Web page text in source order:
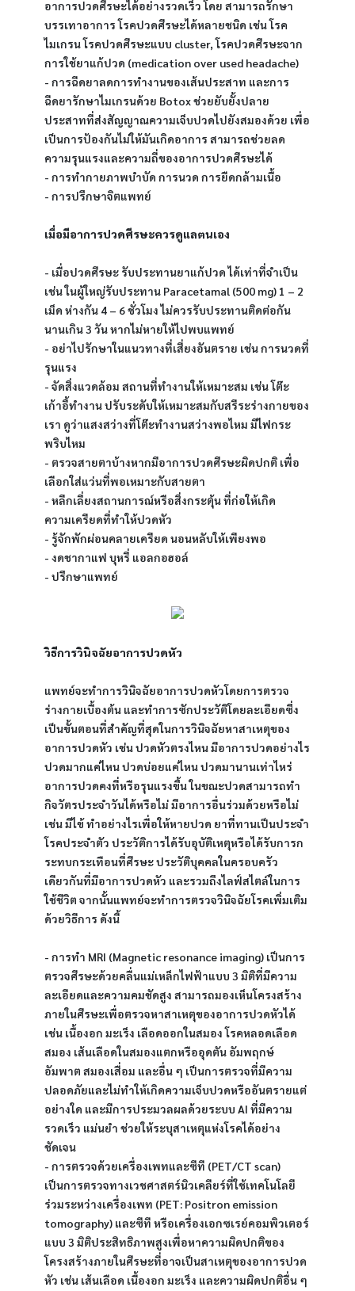
อาการปวดศีรษะได้อย่างรวดเร็ว โดย สามารถรักษา
บรรเทาอาการ โรคปวดศีรษะได้หลายชนิด เช่น โรค
ไมเกรน โรคปวดศีรษะแบบ cluster, โรคปวดศีรษะจาก
การใช้ยาแก้ปวด (medication over used headache)
- การฉีดยาลดการทำงานของเส้นประสาท และการ
ฉีดยารักษาไมเกรนด้วย Botox ช่วยยับยั้งปลาย
ประสาทที่ส่งสัญญาณความเจ็บปวดไปยังสมองด้วย เพื่อ
เป็นการป้องกันไม่ให้มันเกิดอาการ สามารถช่วยลด
ความรุนแรงและความถี่ของอาการปวดศีรษะได้
- การทำกายภาพบำบัด การนวด การยืดกล้ามเนื้อ
- การปรึกษาจิตแพทย์
เมื่อมีอาการปวดศีรษะควรดูแลตนเอง
- เมื่อปวดศีรษะ รับประทานยาแก้ปวด ได้เท่าที่จำเป็น
เช่น ในผู้ใหญ่รับประทาน Paracetamal (500 mg) 1 – 2
เม็ด ห่างกัน 4 – 6 ชั่วโมง ไม่ควรรับประทานติดต่อกัน
นานเกิน 3 วัน หากไม่หายให้ไปพบแพทย์
- อย่าไปรักษาในแนวทางที่เสี่ยงอันตราย เช่น การนวดที่
รุนแรง
- จัดสิ่งแวดล้อม สถานที่ทำงานให้เหมาะสม เช่น โต๊ะ
เก้าอี้ทำงาน ปรับระดับให้เหมาะสมกับสรีระร่างกายของ
เรา ดูว่าแสงสว่างที่โต๊ะทำงานสว่างพอไหม มีไฟกระ
พริบไหม
- ตรวจสายตาบ้างหากมีอาการปวดศีรษะผิดปกติ เพื่อ
เลือกใส่แว่นที่พอเหมาะกับสายตา
- หลีกเลี่ยงสถานการณ์หรือสิ่งกระตุ้น ที่ก่อให้เกิด
ความเครียดที่ทำให้ปวดหัว
- รู้จักพักผ่อนคลายเครียด นอนหลับให้เพียงพอ
- งดชากาแฟ บุหรี่ แอลกอฮอล์
- ปรึกษาแพทย์
วิธีการวินิจฉัยอาการปวดหัว
แพทย์จะทำการวินิจฉัยอาการปวดหัวโดยการตรวจ
ร่างกายเบื้องต้น และทำการซักประวัติโดยละเอียดซึ่ง
เป็นขั้นตอนที่สำคัญที่สุดในการวินิจฉัยหาสาเหตุของ
อาการปวดหัว เช่น ปวดหัวตรงไหน มีอาการปวดอย่างไร
ปวดมากแค่ไหน ปวดบ่อยแค่ไหน ปวดมานานเท่าไหร่
อาการปวดคงที่หรือรุนแรงขึ้น ในขณะปวดสามารถทำ
กิจวัตรประจำวันได้หรือไม่ มีอาการอื่นร่วมด้วยหรือไม่
เช่น มีไข้ ทำอย่างไรเพื่อให้หายปวด ยาที่ทานเป็นประจำ
โรคประจำตัว ประวัติการได้รับอุบัติเหตุหรือได้รับการก
ระทบกระเทือนที่ศีรษะ ประวัติบุคคลในครอบครัว
เดียวกันที่มีอาการปวดหัว และรวมถึงไลฟ์สไตล์ในการ
ใช้ชีวิต จากนั้นแพทย์จะทำการตรวจวินิจฉัยโรคเพิ่มเติม
ด้วยวิธีการ ดังนี้
- การทำ MRI (Magnetic resonance imaging) เป็นการ
ตรวจศีรษะด้วยคลื่นแม่เหล็กไฟฟ้าแบบ 3 มิติที่มีความ
ละเอียดและความคมชัดสูง สามารถมองเห็นโครงสร้าง
ภายในศีรษะเพื่อตรวจหาสาเหตุของอาการปวดหัวได้
เช่น เนื้องอก มะเร็ง เลือดออกในสมอง โรคหลอดเลือด
สมอง เส้นเลือดในสมองแตกหรืออุดตัน อัมพฤกษ์
อัมพาต สมองเสื่อม และอื่น ๆ เป็นการตรวจที่มีความ
ปลอดภัยและไม่ทำให้เกิดความเจ็บปวดหรืออันตรายแต่
อย่างใด และมีการประมวลผลด้วยระบบ AI ที่มีความ
รวดเร็ว แม่นยำ ช่วยให้ระบุสาเหตุแห่งโรคได้อย่าง
ชัดเจน
- การตรวจด้วยเครื่องเพทและซีที (PET/CT scan)
เป็นการตรวจทางเวชศาสตร์นิวเคลียร์ที่ใช้เทคโนโลยี
ร่วมระหว่างเครื่องเพท (PET: Positron emission
tomography) และซีที หรือเครื่องเอกซเรย์คอมพิวเตอร์
แบบ 3 มิติประสิทธิภาพสูงเพื่อหาความผิดปกติของ
โครงสร้างภายในศีรษะที่อาจเป็นสาเหตุของอาการปวด
หัว เช่น เส้นเลือด เนื้องอก มะเร็ง และความผิดปกติอื่น ๆ